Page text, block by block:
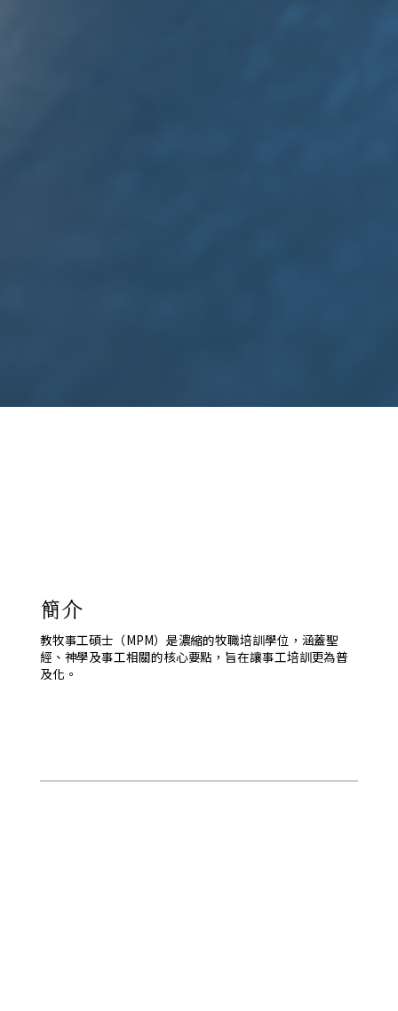
簡介
教牧事工碩士（MPM）是濃縮的牧職培訓學位，涵蓋聖
經、神學及事工相關的核心要點，旨在讓事工培訓更為普
及化。